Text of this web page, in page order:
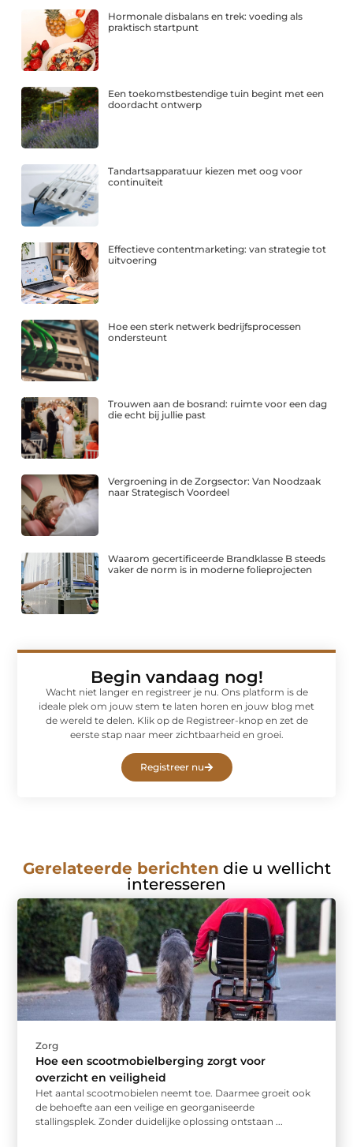
Hormonale disbalans en trek: voeding als
praktisch startpunt
Een toekomstbestendige tuin begint met een
doordacht ontwerp
Tandartsapparatuur kiezen met oog voor
continuïteit
Effectieve contentmarketing: van strategie tot
uitvoering
Hoe een sterk netwerk bedrijfsprocessen
ondersteunt
Trouwen aan de bosrand: ruimte voor een dag
die echt bij jullie past
Vergroening in de Zorgsector: Van Noodzaak
naar Strategisch Voordeel
Waarom gecertificeerde Brandklasse B steeds
vaker de norm is in moderne folieprojecten
Begin vandaag nog!
Wacht niet langer en registreer je nu. Ons platform is de
ideale plek om jouw stem te laten horen en jouw blog met
de wereld te delen. Klik op de Registreer-knop en zet de
eerste stap naar meer zichtbaarheid en groei.
Registreer nu
Gerelateerde berichten die u wellicht
interesseren
Zorg
Hoe een scootmobielberging zorgt voor
overzicht en veiligheid
Het aantal scootmobielen neemt toe. Daarmee groeit ook
de behoefte aan een veilige en georganiseerde
stallingsplek. Zonder duidelijke oplossing ontstaan ...